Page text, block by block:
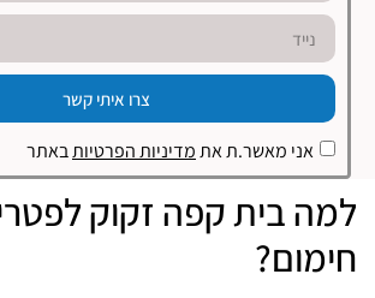
אני מאשר.ת אתמדיניות הפרטיותבאתר
צרו איתי קשר
למה בית קפה זקוק
חימום?